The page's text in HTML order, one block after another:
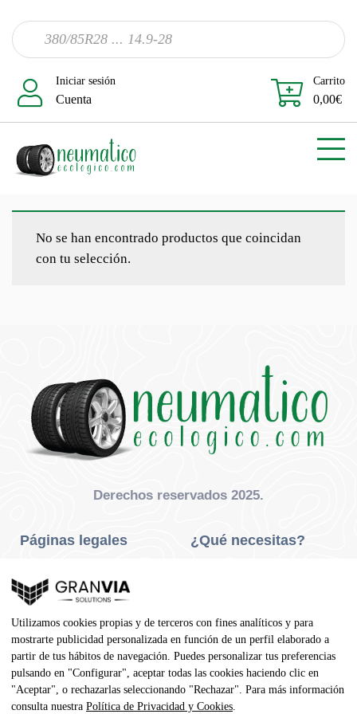
Iniciar sesión
Cuenta
Carrito
0,00€
No se han encontrado productos que coincidan
con tu selección.
Derechos reservados 2025.
Páginas legales
Privacidad Y Cookies
Aviso Legal
Condiciones De Compra
Contacto
¿Qué necesitas?
Neumáticos Agrícola
Dirección
Utilizamos cookies propias y de terceros con fines analíticos y para
mostrarte publicidad personalizada en función de un perfil elaborado a
partir de tus hábitos de navegación. Puedes personalizar tus preferencias
pulsando en "Configurar", aceptar todas las cookies haciendo clic en
"Aceptar", o rechazarlas seleccionando "Rechazar". Para más información
consulta nuestra Política de Privacidad y Cookies.